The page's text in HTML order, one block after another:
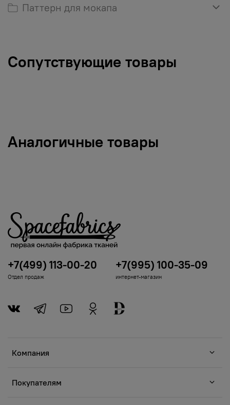
Паттерн для мокапа
Сопутствующие товары
Аналогичные товары
Компания
Покупателям
+7(499) 113-00-20
Отдел продаж
+7(995) 100-35-09
интернет-магазин